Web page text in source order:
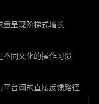
量呈现阶梯式增长
同文化的操作习惯
台间的直接反馈路径